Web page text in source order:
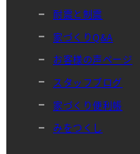
耐震と制震
家づくりQ&A
お客様の声ページ
スタッフブログ
家づくり便利帳
みをつくし